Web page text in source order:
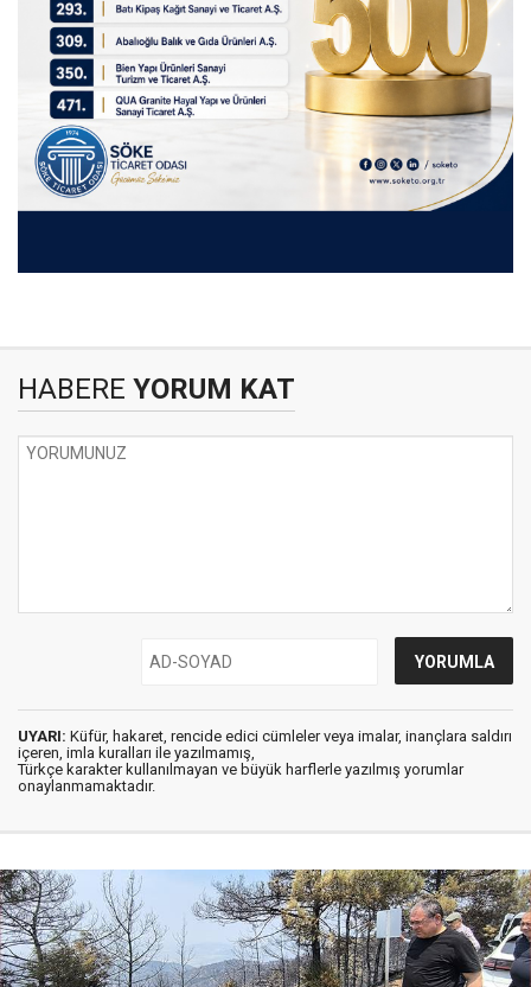
HABERE YORUM KAT
UYARI: Küfür, hakaret, rencide edici cümleler veya imalar, inançlara saldırı
içeren, imla kuralları ile yazılmamış,
Türkçe karakter kullanılmayan ve büyük harflerle yazılmış yorumlar
onaylanmamaktadır.